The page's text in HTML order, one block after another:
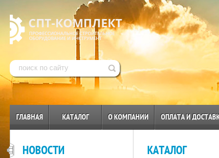
ГЛАВНАЯ КАТАЛОГ О КОМПАНИИ ОПЛАТА И
НОВОСТИ КАТАЛОГ